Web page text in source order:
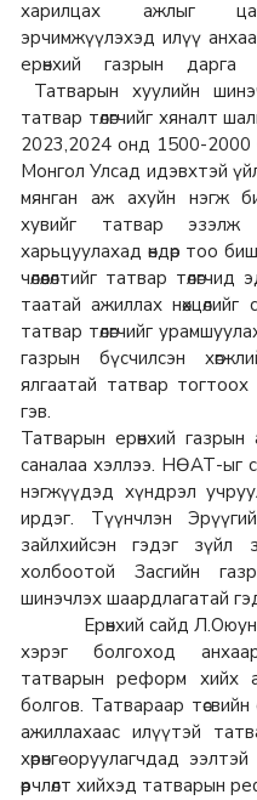
харилцах ажлыг
эрчимжүүлэхэд илүү
ерөнхий газрын дарга
Татварын хуулийн
татвар төлөгчийг хяналт
2023,2024 онд 1500-2000
Монгол Улсад идэвхтэй
мянган аж ахуйн нэгж
хувийг татвар
харьцуулахад өндөр тоо
чөлөөлөлтийг татвар
таатай ажиллах
татвар төлөгчийг
газрын бүсчилсэн
ялгаатай татвар
гэв.
Татварын ерөнхий газрын
саналаа хэллээ. НӨАТ-ыг
нэгжүүдэд хүндрэл
ирдэг. Түүнчлэн
зайлхийсэн гэдэг зүйл
холбоотой Засгийн
шинэчлэх шаардлагатай
Ерөнхий сайд Л.Оюун-
хэрэг болгоход
татварын реформ хийх
болгов. Татвараар
ажиллахаас илүүтэй
хөрөнгө оруулагчдад
өөрчлөлт хийхэд татварын